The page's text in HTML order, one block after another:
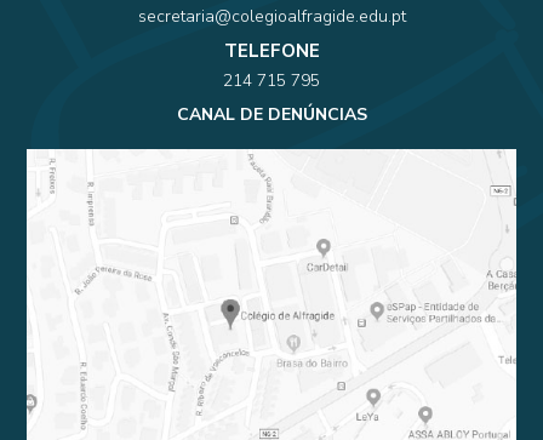
secretaria@colegioalfragide.edu.pt
TELEFONE
214 715 795
CANAL DE DENÚNCIAS